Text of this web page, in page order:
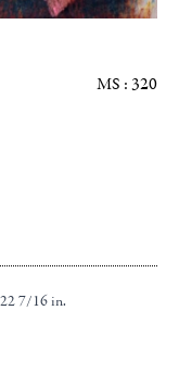
MS : 320
7/16 in.